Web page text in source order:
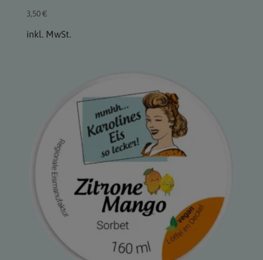
3,50€
inkl. MwSt.